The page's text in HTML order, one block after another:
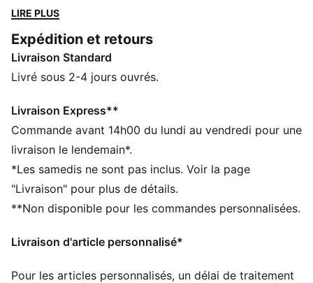
avec une tige en suède souple et une semelle
excellente adhérence.
DÉTAILS
Tige en suède
extérieurs
Logo PUMA N° 2 sur la tige
Logo PUMA N° 1 sur l’étiquette de la languette
LIRE PLUS
Expédition et retours
Livraison Standard
Livré sous 2-4 jours ouvrés.
Livraison Express**
Commande avant 14h00 du lundi au vendredi pour une
livraison le lendemain*.
*Les samedis ne sont pas inclus. Voir la page
"Livraison" pour plus de détails.
**Non disponible pour les commandes personnalisées.
Livraison d'article personnalisé*
Pour les articles personnalisés, un délai de traitement